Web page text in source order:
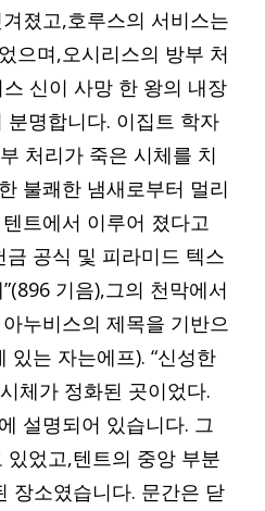
졌고,호루스의 서비스는
으며,오시리스의 방부 처
신이 사망 한 왕의 내장
명합니다. 이집트 학자
처리가 죽은 시체를 치
불쾌한 냄새로부터 멀리
트에서 이루어 졌다고
공식 및 피라미드 텍스
기음),그의 천막에서
누비스의 제목을 기반으
있는 자는에프). “신성한
체가 정화된 곳이었다.
설명되어 있습니다. 그
었고,텐트의 중앙 부분
장소였습니다. 문간은 닫